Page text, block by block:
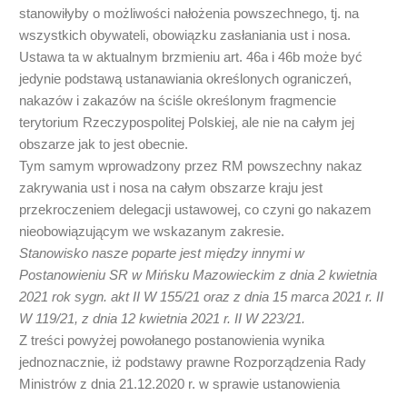
stanowiłyby o możliwości nałożenia powszechnego, tj. na
wszystkich obywateli, obowiązku zasłaniania ust i nosa.
Ustawa ta w aktualnym brzmieniu art. 46a i 46b może być
jedynie podstawą ustanawiania określonych ograniczeń,
nakazów i zakazów na ściśle określonym fragmencie
terytorium Rzeczypospolitej Polskiej, ale nie na całym jej
obszarze jak to jest obecnie.
Tym samym wprowadzony przez RM powszechny nakaz
zakrywania ust i nosa na całym obszarze kraju jest
przekroczeniem delegacji ustawowej, co czyni go nakazem
nieobowiązującym we wskazanym zakresie.
Stanowisko nasze poparte jest między innymi w
Postanowieniu SR w Mińsku Mazowieckim z dnia 2 kwietnia
2021 rok sygn. akt II W 155/21 oraz z dnia 15 marca 2021 r. II
W 119/21, z dnia 12 kwietnia 2021 r. II W 223/21.
Z treści powyżej powołanego postanowienia wynika
jednoznacznie, iż podstawy prawne Rozporządzenia Rady
Ministrów z dnia 21.12.2020 r. w sprawie ustanowienia